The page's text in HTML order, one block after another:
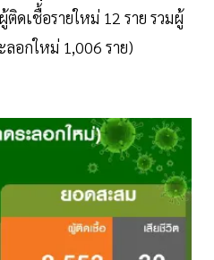
เชื้อรายใหม่ 12 ราย รวมผู้
ลอกใหม่ 1,006 ราย)